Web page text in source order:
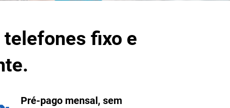
telefones fixo e
Pré-pago mensal, sem